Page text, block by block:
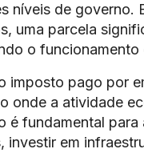
níveis de governo.
uma parcela
o
imposto pago por
onde a atividade
é fundamental
investir em